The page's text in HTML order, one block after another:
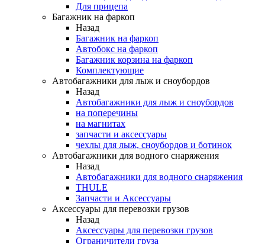
Для прицепа
Багажник на фаркоп
Назад
Багажник на фаркоп
Автобокс на фаркоп
Багажник корзина на фаркоп
Комплектующие
Автобагажники для лыж и сноубордов
Назад
Автобагажники для лыж и сноубордов
на поперечины
на магнитах
запчасти и аксессуары
чехлы для лыж, сноубордов и ботинок
Автобагажники для водного снаряжения
Назад
Автобагажники для водного снаряжения
THULE
Запчасти и Аксессуары
Аксессуары для перевозки грузов
Назад
Аксессуары для перевозки грузов
Ограничители груза